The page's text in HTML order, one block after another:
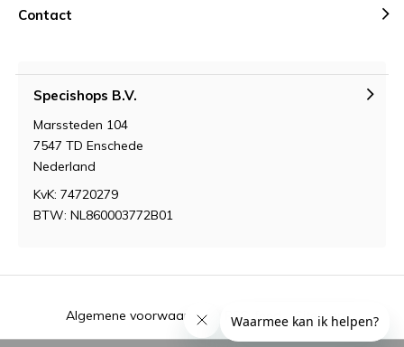
Contact
Specishops B.V.
Marssteden 104
7547 TD Enschede
Nederland
KvK: 74720279
BTW: NL860003772B01
Algemene voorwaarden RSS-feed Sitemap